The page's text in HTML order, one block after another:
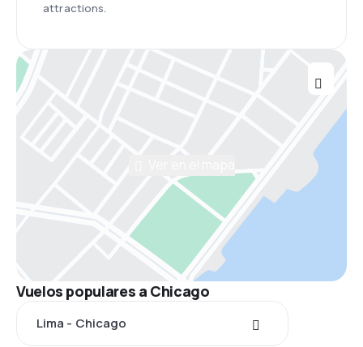
attractions.
Vuelos populares a Chicago
Lima - Chicago